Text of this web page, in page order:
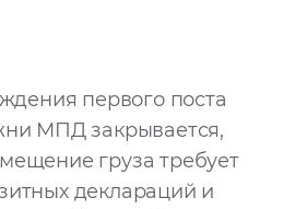
первого поста
МПД закрывается,
груза требует
деклараций и